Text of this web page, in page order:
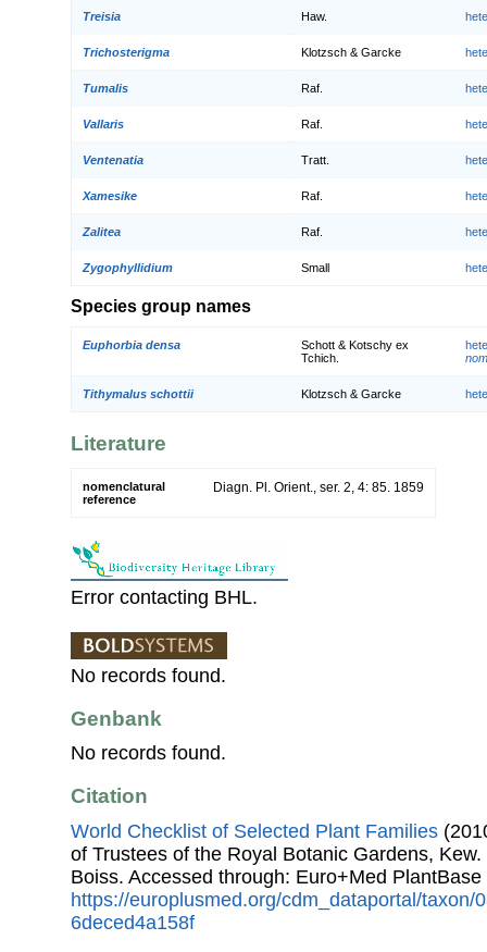
Treisia Haw.
Trichosterigma Klotzsch & Garcke
Tumalis Raf.
Vallaris Raf.
Ventenatia Tratt.
Xamesike Raf.
Zalitea Raf.
Zygophyllidium Small
Species group names
Euphorbia densa
Schott & Kotschy ex
Tchich.
Tithymalus schottii Klotzsch & Garcke
Literature
nomenclatural
reference
Diagn. Pl. Orient., ser. 2, 4: 85. 1859
Error contacting BHL.
No records found.
Genbank
No records found.
Citation
World Checklist of Selected Plant Families
of Trustees of the Royal Botanic Gardens, Kew.
Boiss. Accessed through: Euro+Med PlantBase
https://europlusmed.org/cdm_dataportal/taxon/
6deced4a158f